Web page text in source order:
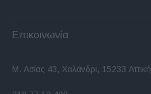
Επικοινωνία
Μ. Ασίας 43, Χαλάνδρι, 15233 Αττική